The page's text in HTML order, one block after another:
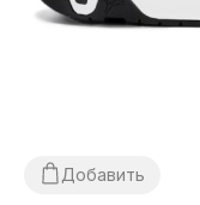
*В зависимости от
*Некоторые
Добавить